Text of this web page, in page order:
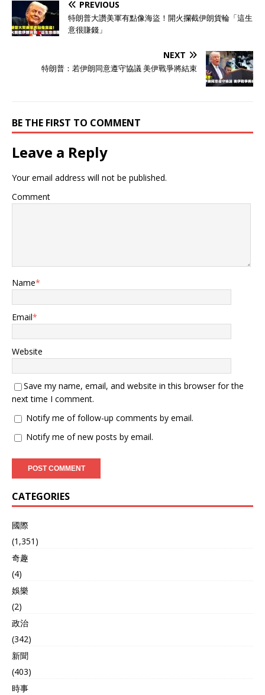
PREVIOUS
特朗普大讚美軍有點像海盜！開火攔截伊朗貨輪「這生
意很賺錢」
NEXT
特朗普：若伊朗同意遵守協議 美伊戰爭將結束
BE THE FIRST TO COMMENT
Leave a Reply
Your email address will not be published.
Comment
Name*
Email*
Website
Save my name, email, and website in this browser for the
next time I comment.
Notify me of follow-up comments by email.
Notify me of new posts by email.
CATEGORIES
國際
(1,351)
奇趣
(4)
娛樂
(2)
政治
(342)
新聞
(403)
時事